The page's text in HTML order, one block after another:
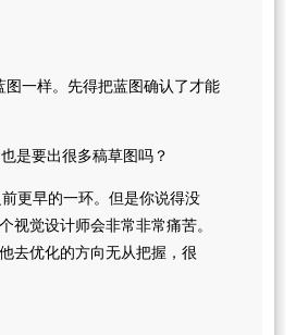
一样。先得把蓝图确认了才能
是要出很多稿草图吗？
更早的一环。但是你说得没
视觉设计师会非常非常痛苦。
去优化的方向无从把握，很